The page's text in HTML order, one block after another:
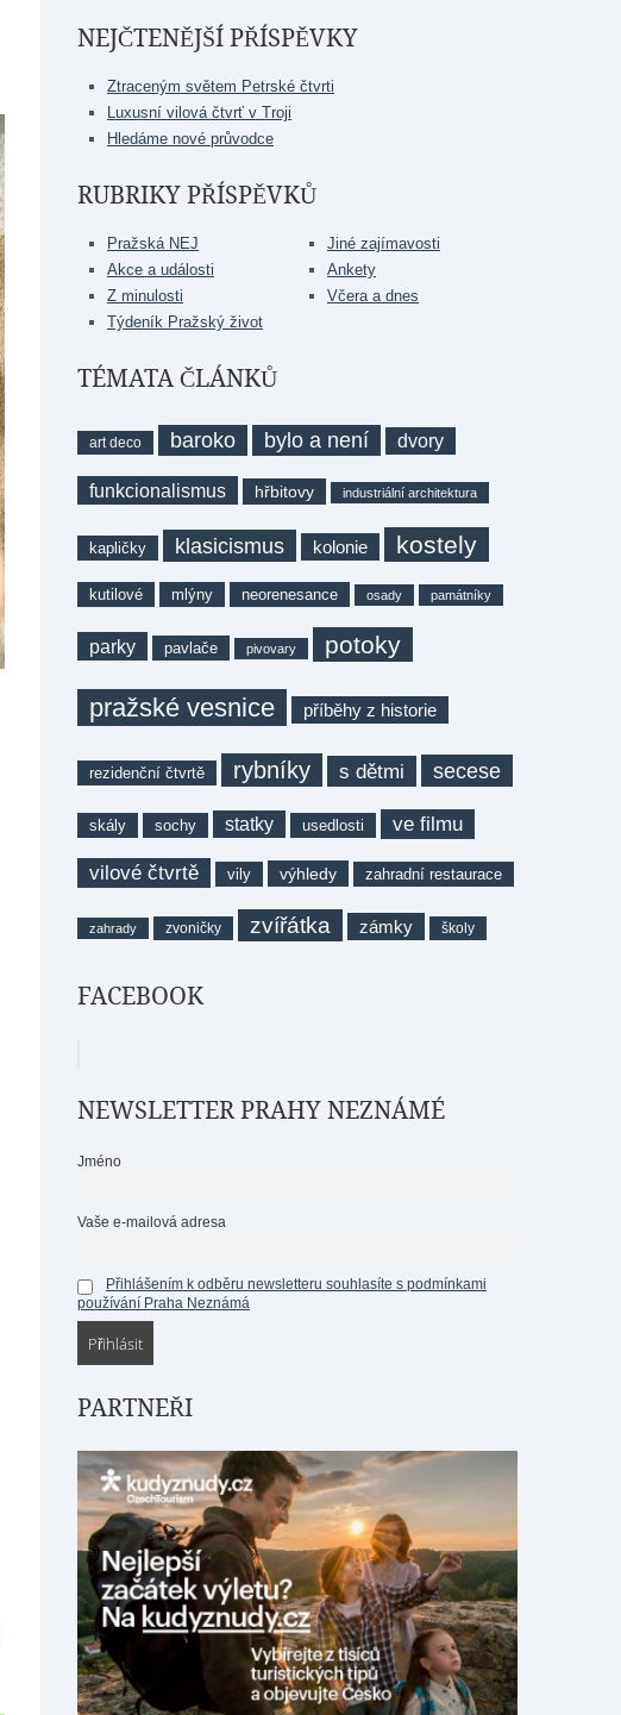
NEJČTENĚJŠÍ PŘÍSPĚVKY
Ztraceným světem Petrské čtvrti
Luxusní vilová čtvrť v Troji
Hledáme nové průvodce
RUBRIKY PŘÍSPĚVKŮ
Pražská NEJ
Akce a události
Z minulosti
Týdeník Pražský život
Jiné zajímavosti
Ankety
Včera a dnes
TÉMATA ČLÁNKŮ
art deco baroko bylo a není dvory
funkcionalismus hřbitovy industriální architektura
kapličky klasicismus kolonie kostely
kutilové mlýny neorenesance osady památníky
parky pavlače pivovary potoky
pražské vesnice příběhy z historie
rezidenční čtvrtě rybníky s dětmi secese
skály sochy statky usedlosti ve filmu
vilové čtvrtě vily výhledy zahradní restaurace
zahrady zvoničky zvířátka zámky školy
FACEBOOK
NEWSLETTER PRAHY NEZNÁMÉ
Jméno
Vaše e-mailová adresa
Přihlášením k odběru newsletteru souhlasíte s podmínkami
používání Praha Neznámá
PARTNEŘI